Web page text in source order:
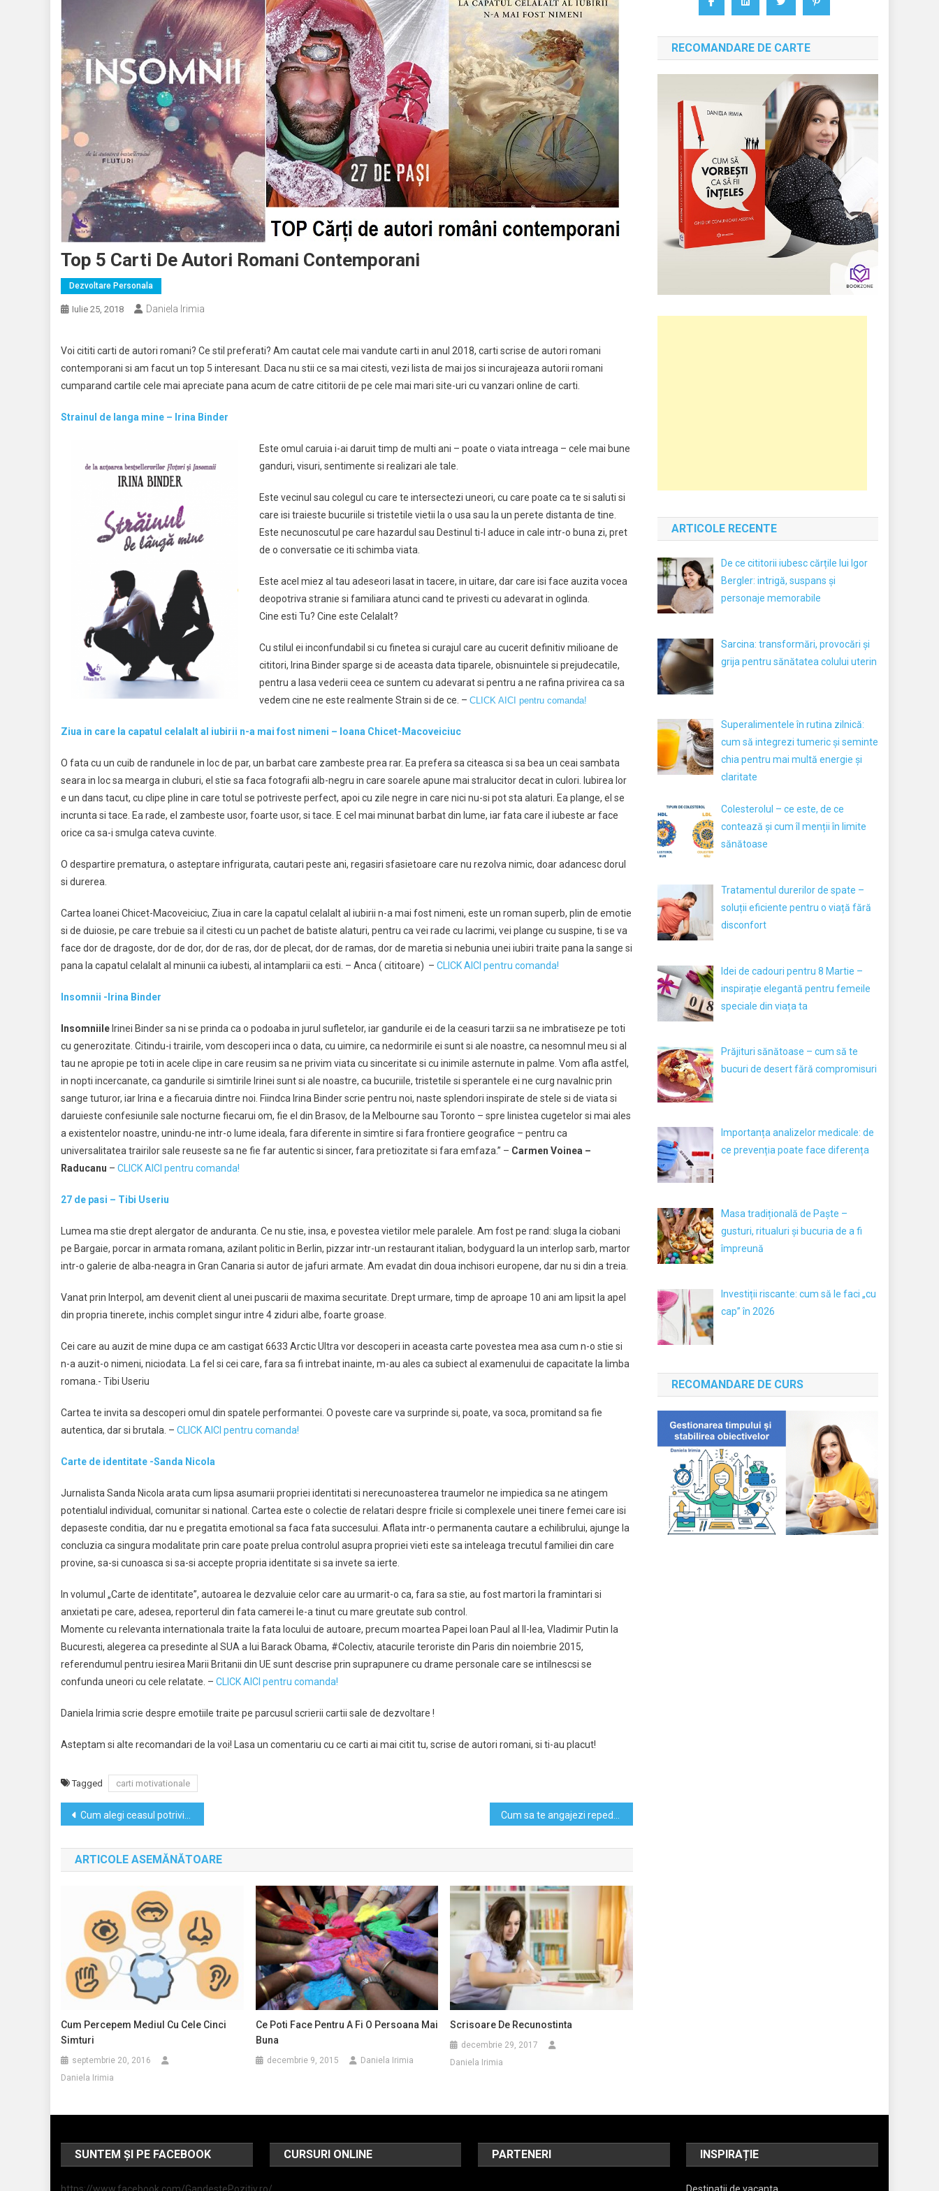
Top 5 Carti De Autori Romani Contemporani
Dezvoltare Personala
Iulie 25, 2018 Daniela Irimia
Voi cititi carti de autori romani? Ce stil preferati? Am cautat cele mai vandute carti in anul 2018, carti scrise de autori romani
contemporani si am facut un top 5 interesant. Daca nu stii ce sa mai citesti, vezi lista de mai jos si incurajeaza autorii romani
cumparand cartile cele mai apreciate pana acum de catre cititorii de pe cele mai mari site-uri cu vanzari online de carti.
Strainul de langa mine – Irina Binder
Este omul caruia i-ai daruit timp de multi ani – poate o viata intreaga – cele mai bune
ganduri, visuri, sentimente si realizari ale tale.
Este vecinul sau colegul cu care te intersectezi uneori, cu care poate ca te si saluti si
care isi traieste bucuriile si tristetile vietii la o usa sau la un perete distanta de tine.
Este necunoscutul pe care hazardul sau Destinul ti-l aduce in cale intr-o buna zi, pret
de o conversatie ce iti schimba viata.
Este acel miez al tau adeseori lasat in tacere, in uitare, dar care isi face auzita vocea
deopotriva stranie si familiara atunci cand te privesti cu adevarat in oglinda.
Cine esti Tu? Cine este Celalalt?
Cu stilul ei inconfundabil si cu finetea si curajul care au cucerit definitiv milioane de
cititori, Irina Binder sparge si de aceasta data tiparele, obisnuintele si prejudecatile,
pentru a lasa vederii ceea ce suntem cu adevarat si pentru a ne rafina privirea ca sa
vedem cine ne este realmente Strain si de ce. – CLICK AICI pentru comanda!
Ziua in care la capatul celalalt al iubirii n-a mai fost nimeni – Ioana Chicet-Macoveiciuc
O fata cu un cuib de randunele in loc de par, un barbat care zambeste prea rar. Ea prefera sa citeasca si sa bea un ceai sambata
seara in loc sa mearga in cluburi, el stie sa faca fotografii alb-negru in care soarele apune mai stralucitor decat in culori. Iubirea lor
e un dans tacut, cu clipe pline in care totul se potriveste perfect, apoi cu zile negre in care nici nu-si pot sta alaturi. Ea plange, el se
incrunta si tace. Ea rade, el zambeste usor, foarte usor, si tace. E cel mai minunat barbat din lume, iar fata care il iubeste ar face
orice ca sa-i smulga cateva cuvinte.
O despartire prematura, o asteptare infrigurata, cautari peste ani, regasiri sfasietoare care nu rezolva nimic, doar adancesc dorul
si durerea.
Cartea Ioanei Chicet-Macoveiciuc, Ziua in care la capatul celalalt al iubirii n-a mai fost nimeni, este un roman superb, plin de emotie
si de duiosie, pe care trebuie sa il citesti cu un pachet de batiste alaturi, pentru ca vei rade cu lacrimi, vei plange cu suspine, ti se va
face dor de dragoste, dor de dor, dor de ras, dor de plecat, dor de ramas, dor de maretia si nebunia unei iubiri traite pana la sange si
pana la capatul celalalt al minunii ca iubesti, al intamplarii ca esti. – Anca ( cititoare) – CLICK AICI pentru comanda!
Insomnii -Irina Binder
Insomniile Irinei Binder sa ni se prinda ca o podoaba in jurul sufletelor, iar gandurile ei de la ceasuri tarzii sa ne imbratiseze pe toti
cu generozitate. Citindu-i trairile, vom descoperi inca o data, cu uimire, ca nedormirile ei sunt si ale noastre, ca nesomnul meu si al
tau ne apropie pe toti in acele clipe in care reusim sa ne privim viata cu sinceritate si cu inimile asternute in palme. Vom afla astfel,
in nopti incercanate, ca gandurile si simtirile Irinei sunt si ale noastre, ca bucuriile, tristetile si sperantele ei ne curg navalnic prin
sange tuturor, iar Irina e a fiecaruia dintre noi. Fiindca Irina Binder scrie pentru noi, naste splendori inspirate de stele si de viata si
daruieste confesiunile sale nocturne fiecarui om, fie el din Brasov, de la Melbourne sau Toronto – spre linistea cugetelor si mai ales
a existentelor noastre, unindu-ne intr-o lume ideala, fara diferente in simtire si fara frontiere geografice – pentru ca
universalitatea trairilor sale reuseste sa ne fie far autentic si sincer, fara pretiozitate si fara emfaza.” – Carmen Voinea –
Raducanu – CLICK AICI pentru comanda!
27 de pasi – Tibi Useriu
Lumea ma stie drept alergator de anduranta. Ce nu stie, insa, e povestea vietilor mele paralele. Am fost pe rand: sluga la ciobani
pe Bargaie, porcar in armata romana, azilant politic in Berlin, pizzar intr-un restaurant italian, bodyguard la un interlop sarb, martor
intr-o galerie de alba-neagra in Gran Canaria si autor de jafuri armate. Am evadat din doua inchisori europene, dar nu si din a treia.
Vanat prin Interpol, am devenit client al unei puscarii de maxima securitate. Drept urmare, timp de aproape 10 ani am lipsit la apel
din propria tinerete, inchis complet singur intre 4 ziduri albe, foarte groase.
Cei care au auzit de mine dupa ce am castigat 6633 Arctic Ultra vor descoperi in aceasta carte povestea mea asa cum n-o stie si
n-a auzit-o nimeni, niciodata. La fel si cei care, fara sa fi intrebat inainte, m-au ales ca subiect al examenului de capacitate la limba
romana.- Tibi Useriu
Cartea te invita sa descoperi omul din spatele performantei. O poveste care va surprinde si, poate, va soca, promitand sa fie
autentica, dar si brutala. – CLICK AICI pentru comanda!
Carte de identitate -Sanda Nicola
Jurnalista Sanda Nicola arata cum lipsa asumarii propriei identitati si nerecunoasterea traumelor ne impiedica sa ne atingem
potentialul individual, comunitar si national. Cartea este o colectie de relatari despre fricile si complexele unei tinere femei care isi
depaseste conditia, dar nu e pregatita emotional sa faca fata succesului. Aflata intr-o permanenta cautare a echilibrului, ajunge la
concluzia ca singura modalitate prin care poate prelua controlul asupra propriei vieti este sa inteleaga trecutul familiei din care
provine, sa-si cunoasca si sa-si accepte propria identitate si sa invete sa ierte.
In volumul „Carte de identitate”, autoarea le dezvaluie celor care au urmarit-o ca, fara sa stie, au fost martori la framintari si
anxietati pe care, adesea, reporterul din fata camerei le-a tinut cu mare greutate sub control.
Momente cu relevanta internationala traite la fata locului de autoare, precum moartea Papei Ioan Paul al II-lea, Vladimir Putin la
Bucuresti, alegerea ca presedinte al SUA a lui Barack Obama, #Colectiv, atacurile teroriste din Paris din noiembrie 2015,
referendumul pentru iesirea Marii Britanii din UE sunt descrise prin suprapunere cu drame personale care se intilnescsi se
confunda uneori cu cele relatate. – CLICK AICI pentru comanda!
Daniela Irimia scrie despre emotiile traite pe parcusul scrierii cartii sale de dezvoltare !
Asteptam si alte recomandari de la voi! Lasa un comentariu cu ce carti ai mai citit tu, scrise de autori romani, si ti-au placut!
Tagged carti motivationale
Navigare
în
articole
Cum alegi ceasul potrivit stilului tau
ARTICOLE ASEMĂNĂTOARE
Cum Percepem Mediul Cu Cele Cinci
Simturi
septembrie 20, 2016
Daniela Irimia
Ce Poti Face Pentru A Fi O Persoana Mai
Buna
decembrie 9, 2015 Daniela Irimia
Scrisoare De Recunostinta
decembrie 29, 2017
Daniela Irimia
RECOMANDARE DE CARTE
ARTICOLE RECENTE
De ce cititorii iubesc cărțile lui Igor
Bergler: intrigă, suspans și
personaje memorabile
Sarcina: transformări, provocări și
grija pentru sănătatea colului uterin
Superalimentele în rutina zilnică:
cum să integrezi tumeric și seminte
chia pentru mai multă energie și
claritate
Colesterolul – ce este, de ce
contează și cum îl menții în limite
sănătoase
Tratamentul durerilor de spate –
soluții eficiente pentru o viață fără
disconfort
Idei de cadouri pentru 8 Martie –
inspirație elegantă pentru femeile
speciale din viața ta
Prăjituri sănătoase – cum să te
bucuri de desert fără compromisuri
Importanța analizelor medicale: de
ce prevenția poate face diferența
Masa tradițională de Paște –
gusturi, ritualuri și bucuria de a fi
împreună
Investiții riscante: cum să le faci „cu
cap” în 2026
RECOMANDARE DE CURS
SUNTEM ȘI PE FACEBOOK
https://www.facebook.com/GandestePozitiv.ro/
CURSURI ONLINE PARTENERI INSPIRAȚIE
Destinatii de vacanta